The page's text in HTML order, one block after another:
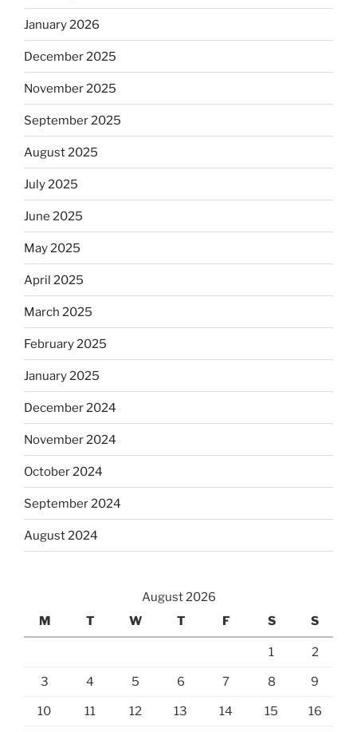
January 2026
December 2025
November 2025
September 2025
August 2025
July 2025
June 2025
May 2025
April 2025
March 2025
February 2025
January 2025
December 2024
November 2024
October 2024
September 2024
August 2024
August 2026
M
T W T F S S
1 2
3 4 5 6 7 8 9
10 11 12 13 14 15 16